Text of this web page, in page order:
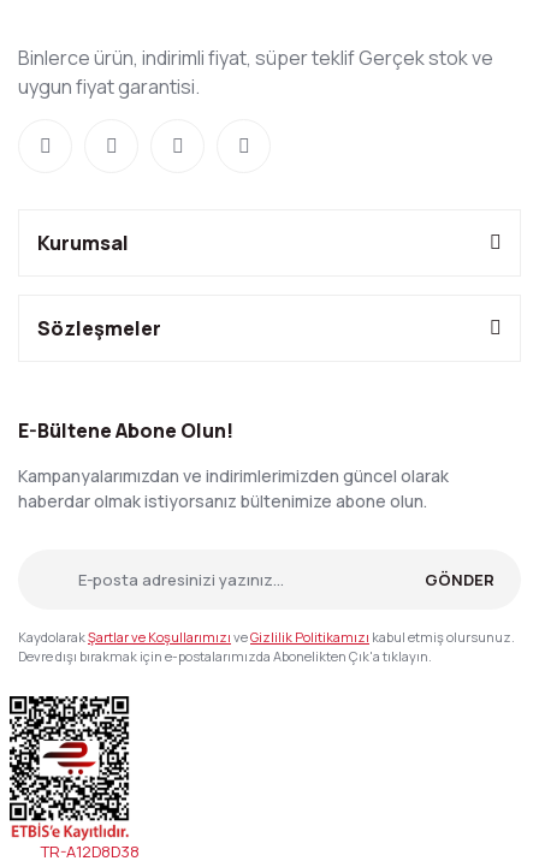
Binlerce ürün, indirimli fiyat, süper teklif Gerçek stok ve
uygun fiyat garantisi.
Kurumsal
Sözleşmeler
E-Bültene Abone Olun!
Kampanyalarımızdan ve indirimlerimizden güncel olarak
haberdar olmak istiyorsanız bültenimize abone olun.
GÖNDER
KaydolarakŞartlar ve Koşullarımızı veGizlilik Politikamızı kabul etmiş olursunuz.
Devre dışı bırakmak için e-postalarımızda Abonelikten Çık'a tıklayın.
TR-A12D8D38